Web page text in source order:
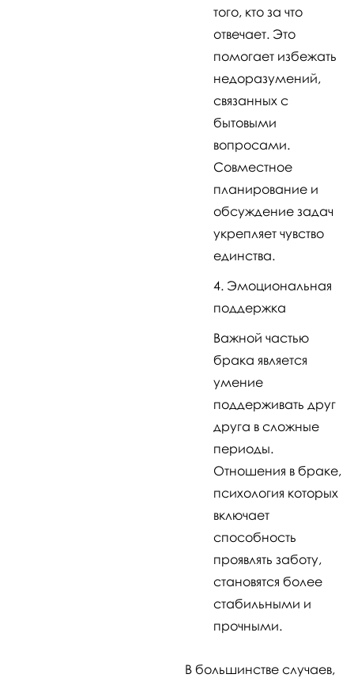
того, кто за что
отвечает. Это
помогает избежать
недоразумений,
связанных с
бытовыми
вопросами.
Совместное
планирование и
обсуждение задач
укрепляет чувство
единства.
Эмоциональная
поддержка
Важной частью
брака является
умение
поддерживать друг
друга в сложные
периоды.
Отношения в браке,
психология которых
включает
способность
проявлять заботу,
становятся более
стабильными и
прочными.
В большинстве случаев,